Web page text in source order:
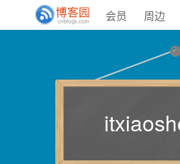
会员 周边